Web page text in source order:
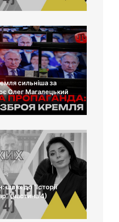
сильніша за
Олег Магалецький
шлях до “Історії
(частина 4)